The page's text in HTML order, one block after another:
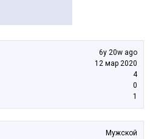
6y 20w ago
12 мар 2020
4
0
1
Мужской